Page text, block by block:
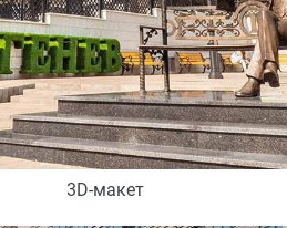
3D-макет